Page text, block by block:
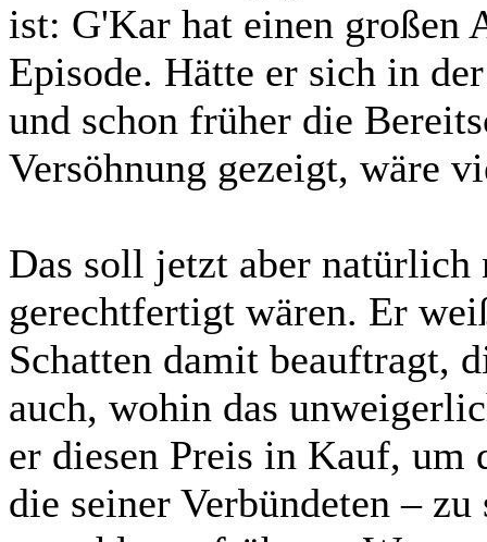
ist: G'Kar hat einen großen
Episode. Hätte er sich in
und schon früher die
Versöhnung gezeigt, wäre
Das soll jetzt aber natürlich
gerechtfertigt wären. Er
Schatten damit beauftragt,
auch, wohin das
er diesen Preis in Kauf, um
die seiner Verbündeten –